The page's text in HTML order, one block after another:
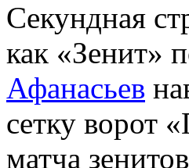
Секундная
как «Зенит»
Афанасьев
сетку ворот
матча